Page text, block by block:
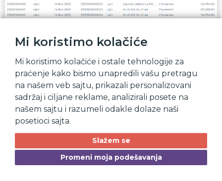
Mi koristimo kolačiće
Mi koristimo kolačiće i ostale tehnologije za
praćenje kako bismo unapredili vašu pretragu
na našem veb sajtu, prikazali personalizovani
sadržaj i ciljane reklame, analizirali posete na
našem sajtu i razumeli odakle dolaze naši
posetioci sajta.
Slažem se
Promeni moja podešavanja
Prikaz pojedinačne
narudžbine
Iz tabele biramo narudžbinu za koju zelimo da dobijemo više
informacija i učitava nam se sledeći ekran.